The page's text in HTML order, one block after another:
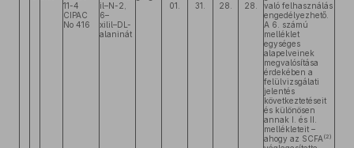
11-4
CIPAC
No 416
il–N-2,
6–
xilil–DL-
alaninát
01.
31.
28.
28.
való felhasználás
engedélyezhető.
A 6. számú
melléklet
egységes
alapelveinek
megvalósítása
érdekében a
felülvizsgálati
jelentés
következtetéseit
és különösen
annak I. és II.
mellékleteit –
ahogy az SCFA (2)